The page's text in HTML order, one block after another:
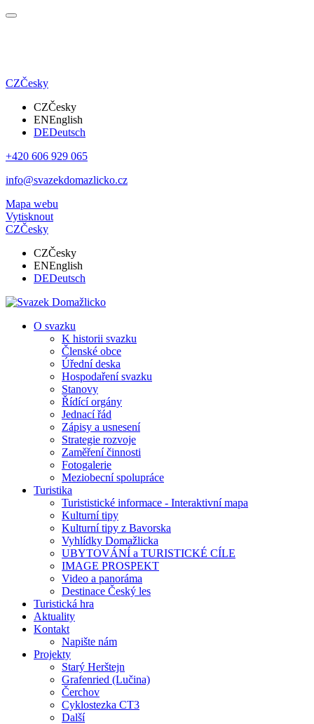
CZČesky
CZČesky
ENEnglish
DEDeutsch
+420 606 929 065
info@svazekdomazlicko.cz
Mapa webu
Vytisknout
CZČesky
CZČesky
ENEnglish
DEDeutsch
O svazku
K historii svazku
Členské obce
Úřední deska
Hospodaření svazku
Stanovy
Řídící orgány
Jednací řád
Zápisy a usnesení
Strategie rozvoje
Zaměření činnosti
Fotogalerie
Meziobecní spolupráce
Turistika
Turististické informace - Interaktivní mapa
Kulturní tipy
Kulturní tipy z Bavorska
Vyhlídky Domažlicka
UBYTOVÁNÍ a TURISTICKÉ CÍLE
IMAGE PROSPEKT
Video a panoráma
Destinace Český les
Turistická hra
Aktuality
Kontakt
Napište nám
Projekty
Starý Herštejn
Grafenried (Lučina)
Čerchov
Cyklostezka CT3
Další